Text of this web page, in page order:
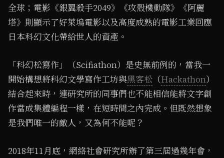
全球；電影《銀翼殺手2049》《攻殼機動隊》《阿麗
塔》則顯示了好萊塢電影以及高度成熟的電影工業回應
日本科幻文化帶給世人的資產。
「科幻松寫作」（Scifiathon）是史無前例的，當我一
開始構想將科幻文學寫作工坊與黑客松 （Hackathon）
結合起來時，連研究所的同事們也不能相信能將文字創
作當成集體編程一樣，在短時間之內完成。但既然想象
是我們唯一的敵人，又為何不能呢？
2018年11月底，網絡社會研究所辦了第三屆過幾年會，